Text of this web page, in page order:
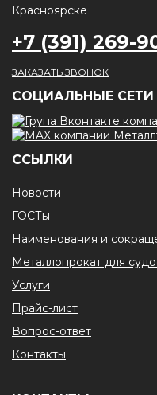
+7 (391) 269-
ЗАКАЗАТЬ ЗВОНОК
CОЦИАЛЬНЫЕ СЕТИ
ССЫЛКИ
Новости
ГОСТы
Наименования и
Металлопрокат для
Услуги
Прайс-лист
Вопрос-ответ
Контакты